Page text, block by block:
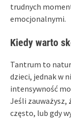
trudnych
emocjonalnymi.
Kiedy warto
Tantrum to
dzieci, jednak w
intensywność
Jeśli zauważysz,
często, lub gdy